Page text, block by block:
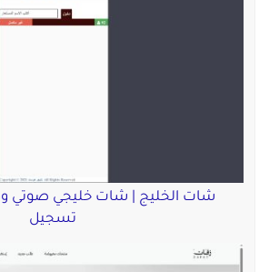
شات الخليج | شات خليجي صوتي
تسجيل